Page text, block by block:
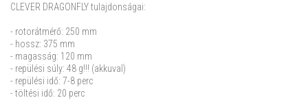
CLEVER DRAGONFLY tulajdonságai:
- rotorátmérő: 250 mm
- hossz: 375 mm
- magasság: 120 mm
- repülési súly: 48 g!!! (akkuval)
- repülési idő: 7-8 perc
- töltési idő: 20 perc